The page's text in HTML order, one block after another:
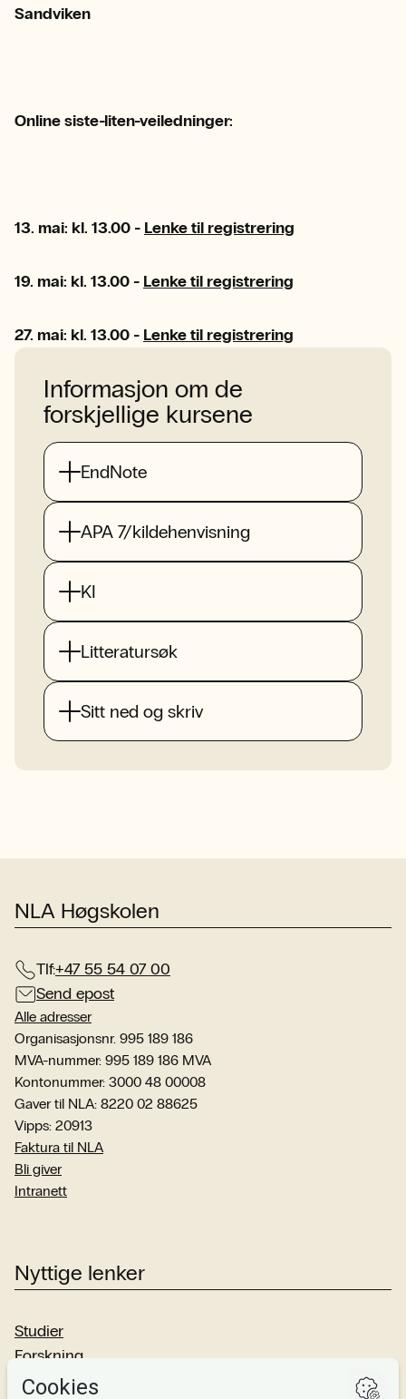
Sandviken
Online siste-liten-veiledninger:
13. mai: kl. 13.00 - Lenke til registrering
19. mai: kl. 13.00 - Lenke til registrering
27. mai: kl. 13.00 - Lenke til registrering
Informasjon om de
forskjellige kursene
EndNote
APA 7/kildehenvisning
KI
Litteratursøk
Sitt ned og skriv
NLA Høgskolen
Tlf:+47 55 54 07 00
Send epost
Alle adresser
Organisasjonsnr. 995 189 186
MVA-nummer: 995 189 186 MVA
Kontonummer: 3000 48 00008
Gaver til NLA: 8220 02 88625
Vipps: 20913
Faktura til NLA
Bli giver
Intranett
Nyttige lenker
Studier
Forskning
Om oss